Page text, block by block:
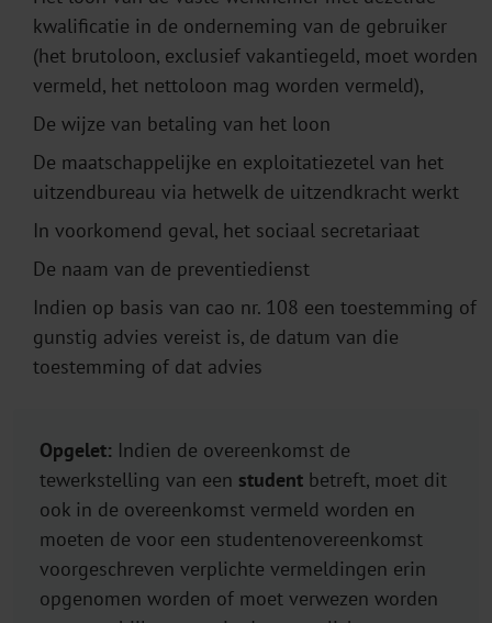
kwalificatie in de onderneming van de gebruiker
(het brutoloon, exclusief vakantiegeld, moet worden
vermeld, het nettoloon mag worden vermeld),
De wijze van betaling van het loon
De maatschappelijke en exploitatiezetel van het
uitzendbureau via hetwelk de uitzendkracht werkt
In voorkomend geval, het sociaal secretariaat
De naam van de preventiedienst
Indien op basis van cao nr. 108 een toestemming of
gunstig advies vereist is, de datum van die
toestemming of dat advies
Opgelet: Indien de overeenkomst de
tewerkstelling van een student betreft, moet dit
ook in de overeenkomst vermeld worden en
moeten de voor een studentenovereenkomst
voorgeschreven verplichte vermeldingen erin
opgenomen worden of moet verwezen worden